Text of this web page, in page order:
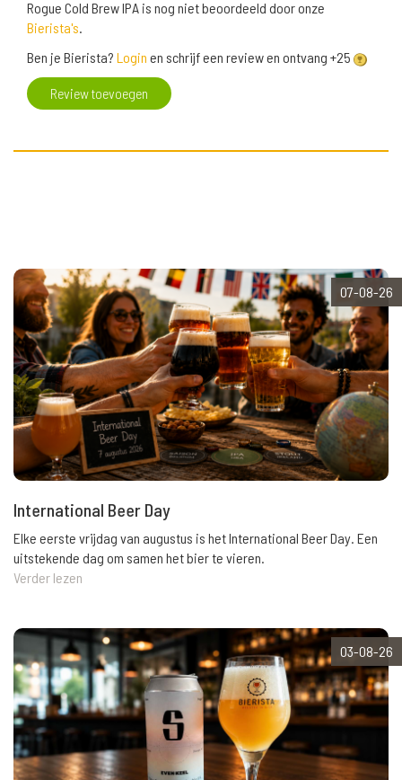
Rogue Cold Brew IPA is nog niet beoordeeld door onze
Bierista's.
Ben je Bierista? Login en schrijf een review en ontvang +25
Review toevoegen
07-08-26
International Beer Day
Elke eerste vrijdag van augustus is het International Beer Day. Een
uitstekende dag om samen het bier te vieren.
Verder lezen
03-08-26